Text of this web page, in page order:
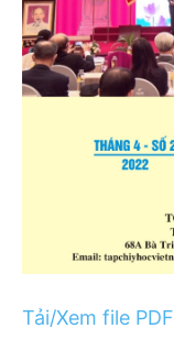
Tải/Xem file PDF